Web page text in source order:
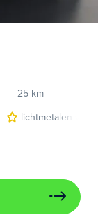
25 km
lichtmetalen